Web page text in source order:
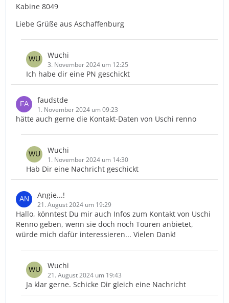
Kabine 8049
Liebe Grüße aus Aschaffenburg
Wuchi
3. November 2024 um 12:25
Ich habe dir eine PN geschickt
faudstde
1. November 2024 um 09:23
hätte auch gerne die Kontakt-Daten von Uschi renno
Wuchi
1. November 2024 um 14:30
Hab Dir eine Nachricht geschickt
Angie...!
21. August 2024 um 19:29
Hallo, könntest Du mir auch Infos zum Kontakt von Uschi
Renno geben, wenn sie doch noch Touren anbietet,
würde mich dafür interessieren... Vielen Dank!
Wuchi
21. August 2024 um 19:43
Ja klar gerne. Schicke Dir gleich eine Nachricht